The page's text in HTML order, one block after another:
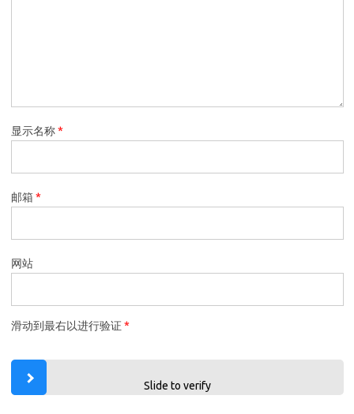
显示名称*
邮箱*
网站
滑动到最右以进行验证 *
Slide to verify